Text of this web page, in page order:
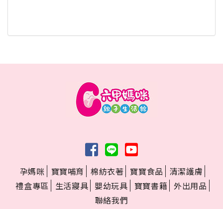
孕媽咪 寶寶哺育 棉紡衣著 寶寶食品
清潔護膚
禮盒專區
生活寢具 嬰幼玩具 寶寶書籍 外出用品
聯絡我們